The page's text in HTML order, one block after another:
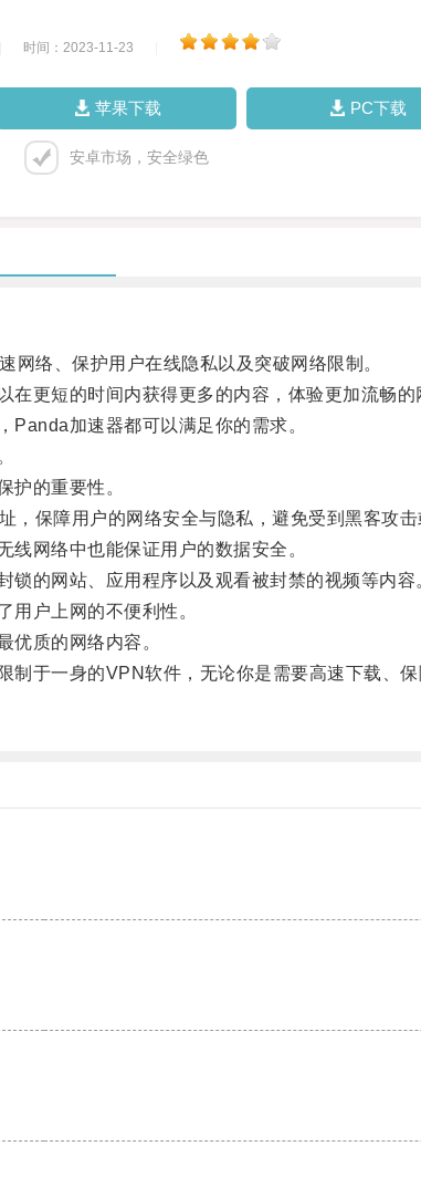
时间：2023-11-23
苹果下载 PC下载
安卓市场，安全绿色
络、保护用户在线隐私以及突破网络限制。
更短的时间内获得更多的内容，体验更加流畅的
加速器都可以满足你的需求。
的重要性。
保障用户的网络安全与隐私，避免受到黑客攻击
网络中也能保证用户的数据安全。
的网站、应用程序以及观看被封禁的视频等内容
户上网的不便利性。
质的网络内容。
于一身的VPN软件，无论你是需要高速下载、